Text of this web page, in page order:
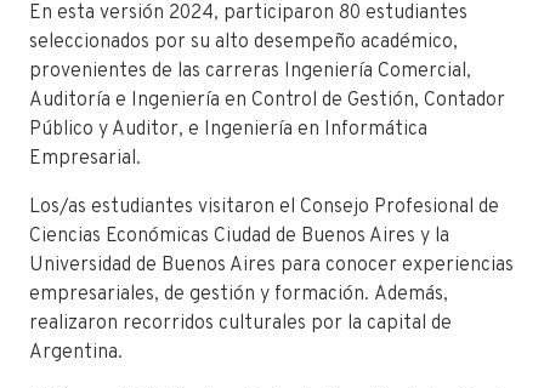
En esta versión 2024, participaron 80 estudiantes
seleccionados por su alto desempeño académico,
provenientes de las carreras Ingeniería Comercial,
Auditoría e Ingeniería en Control de Gestión, Contador
Público y Auditor, e Ingeniería en Informática
Empresarial.
Los/as estudiantes visitaron el Consejo Profesional de
Ciencias Económicas Ciudad de Buenos Aires y la
Universidad de Buenos Aires para conocer experiencias
empresariales, de gestión y formación. Además,
realizaron recorridos culturales por la capital de
Argentina.️